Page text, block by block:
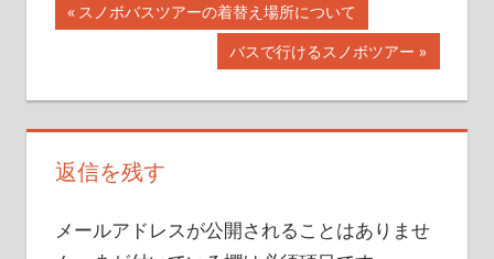
投
ナ
ビ
前
スノボバスツアーの着替え場所について
次
記
事:
バスで行けるスノボツアー
返信を残す
メールアドレスが公開されることはありませ